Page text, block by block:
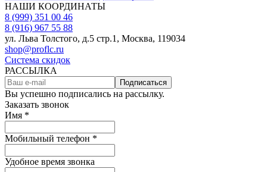
НАШИ КООРДИНАТЫ
8 (999) 351 00 46
8 (916) 967 55 88
ул. Льва Толстого, д.5 стр.1, Москва, 119034
shop@proflc.ru
Система скидок
РАССЫЛКА
Подписаться
Вы успешно подписались на рассылку.
Заказать звонок
Имя *
Мобильный телефон *
Удобное время звонка